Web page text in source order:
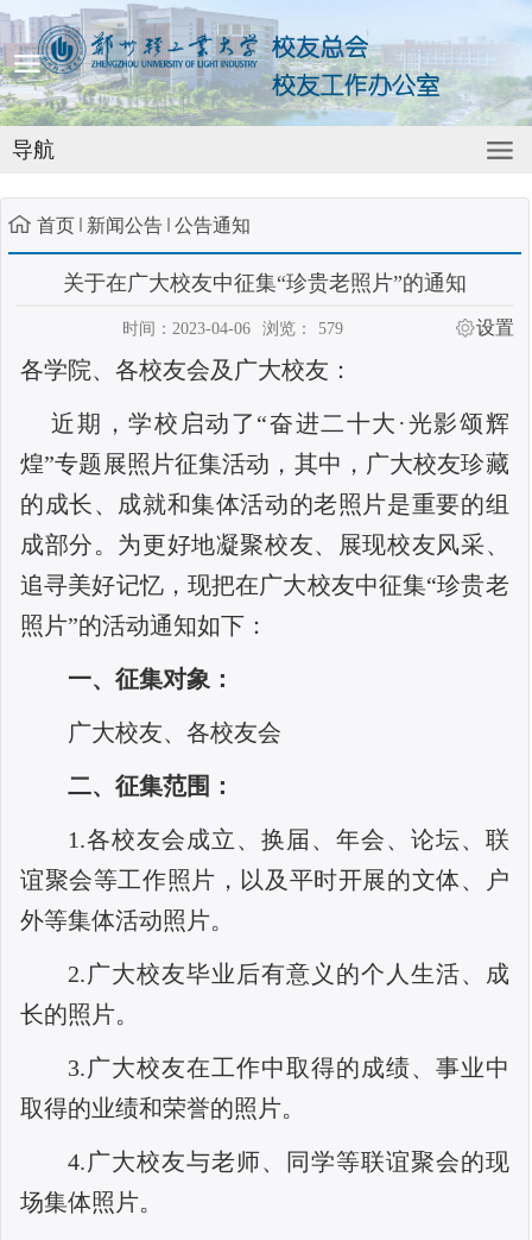
导航
首页 新闻公告 公告通知
关于在广大校友中征集“珍贵老照片”的通知
时间：2023-04-06 浏览： 579 设置
各学院、各校友会及广大校友：
近期，学校启动了 “奋进二十大·光影颂辉
煌”专题展照片征集活动，其中，广大校友珍藏
的成长、成就和集体活动的老照片是重要的组
成部分。为更好地凝聚校友、展现校友风采、
追寻美好记忆，现把在广大校友中征集“珍贵老
照片”的活动通知如下：
一、征集对象：
广大校友、各校友会
二、征集范围：
1.各校友会成立、换届、年会、论坛、联
谊聚会等工作照片，以及平时开展的文体、户
外等集体活动照片。
2.广大校友毕业后有意义的个人生活、成
长的照片。
3.广大校友在工作中取得的成绩、事业中
取得的业绩和荣誉的照片。
4.广大校友与老师、同学等联谊聚会的现
场集体照片。